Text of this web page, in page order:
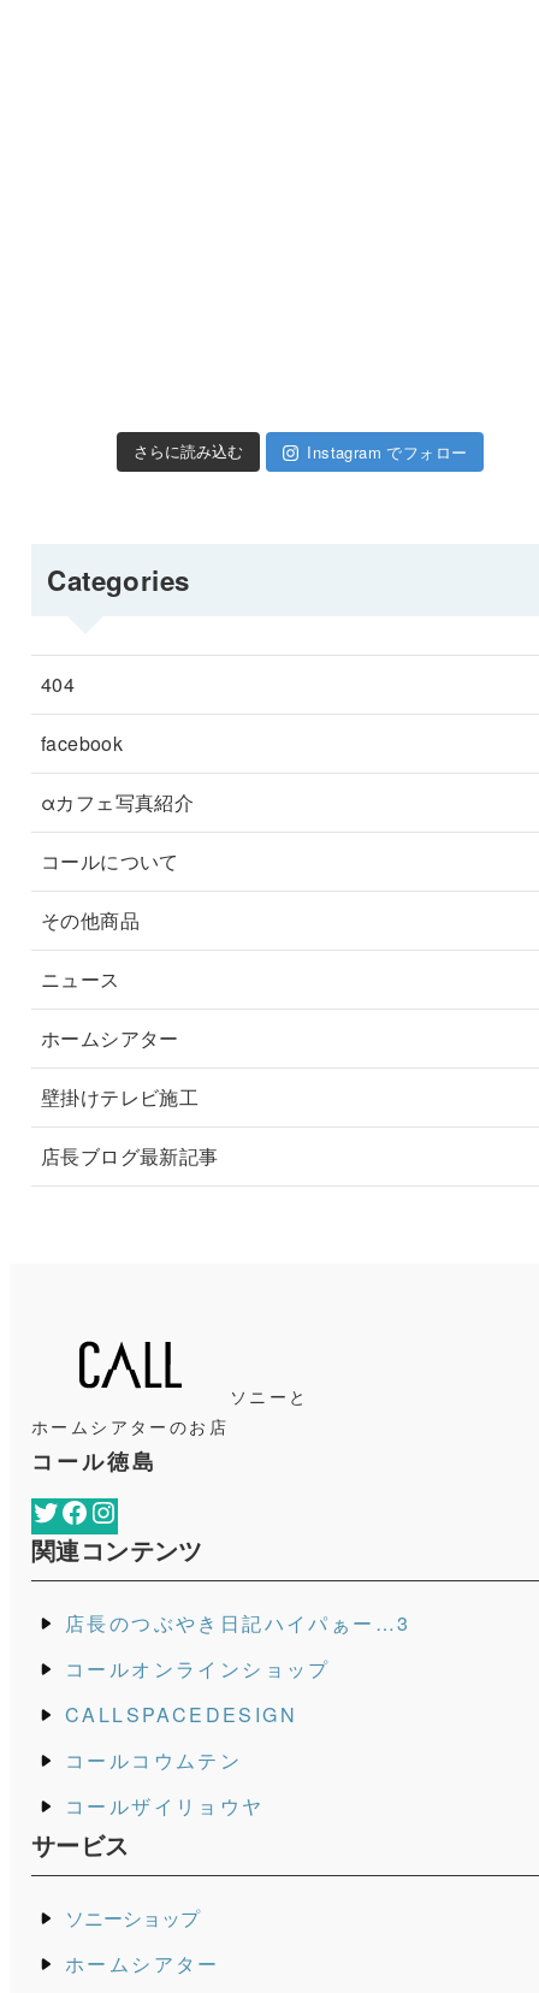
さらに読み込む Instagram でフォロー
Categories
404
facebook
αカフェ写真紹介
コールについて
その他商品
ニュース
ホームシアター
壁掛けテレビ施工
店長ブログ最新記事
ソニーと
ホームシアターのお店
コール徳島
TwitterFacebook
関連コンテンツ
店長のつぶやき日記ハイパぁー…3
コールオンラインショップ
CALLSPACEDESIGN
コールコウムテン
コールザイリョウヤ
サービス
ソニーショップ
ホームシアター